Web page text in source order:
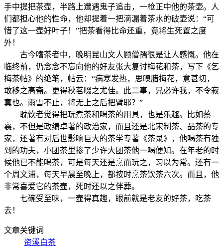
手中提把茶壶，半路上遭遇鬼子追击，一枪正中他的茶壶。人
们都担心他的性命，他却提着一把滴漏着茶水的破壶说：“可
惜了这一壶好叶子！”把茶看得比命还重，竟将生死置之度
外！
古今嗜茶者中，晚明昆山文人顾僧孺很是让人感慨。他在
临终前，仍念念不忘向他的好友张大复讨梅花和茶，写下《乞
梅茶帖》的绝笔，帖云：“病寒发热，思嗅腊梅花，意甚切，
敢移之高斋。更得秋茗啜之尤佳。此二事，兄必许我，不令寂
寞也。雨雪不止，将无上之后把臂耶？”
耽饮者觉得把玩煮茶和喝茶的用具，也是乐趣。比如蔡
襄，不但是政绩卓著的政治家，而且还是北宋制茶、品茶的专
家，还著有对后世影响巨大的茶学专著《茶录》，他喝茶有独
到的功夫，小团茶里掺了少许大团茶他一喝便知。在年老的时
候他已不能喝茶，可是每天还是烹而玩之，习以为常。还有一
个周文浦，每天早晨至晚上，都按时烹茶饮茶六次。而且，他
非常喜爱它的茶壶，死时还以之伴葬。
七碗受至味，一壶得真趣，眼前就是老友的好茶，吃茶
去！
文章关键词
资溪白茶